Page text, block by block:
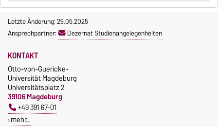
Letzte Änderung: 29.05.2025
Ansprechpartner:
Dezernat Studienangelegenheiten
KONTAKT
Otto-von-Guericke-
Universität Magdeburg
Universitätsplatz 2
39106 Magdeburg
+49 391 67-01
mehr…